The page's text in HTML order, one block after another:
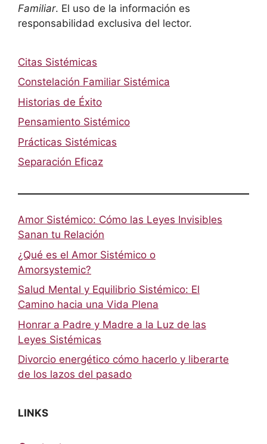
Familiar. El uso de la información es
responsabilidad exclusiva del lector.
Citas Sistémicas
Constelación Familiar Sistémica
Historias de Éxito
Pensamiento Sistémico
Prácticas Sistémicas
Separación Eficaz
Amor Sistémico: Cómo las Leyes Invisibles
Sanan tu Relación
¿Qué es el Amor Sistémico o
Amorsystemic?
Salud Mental y Equilibrio Sistémico: El
Camino hacia una Vida Plena
Honrar a Padre y Madre a la Luz de las
Leyes Sistémicas
Divorcio energético cómo hacerlo y liberarte
de los lazos del pasado
LINKS